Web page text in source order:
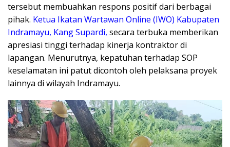
tersebut membuahkan respons positif dari berbagai
pihak. Ketua Ikatan Wartawan Online (IWO) Kabupaten
Indramayu, Kang Supardi, secara terbuka memberikan
apresiasi tinggi terhadap kinerja kontraktor di
lapangan. Menurutnya, kepatuhan terhadap SOP
keselamatan ini patut dicontoh oleh pelaksana proyek
lainnya di wilayah Indramayu.